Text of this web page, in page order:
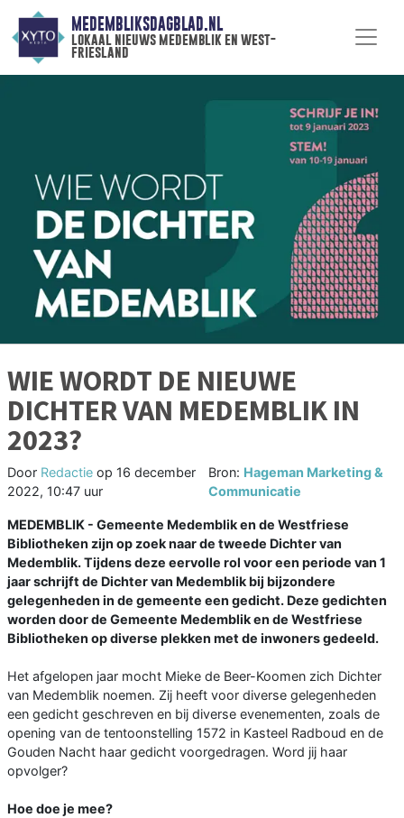
MEDEMBLIKSDAGBLAD.NL
lokaal nieuws medemblik en west-
friesland
WIE WORDT DE NIEUWE
DICHTER VAN MEDEMBLIK IN
2023?
Door Redactie op 16 december
2022, 10:47 uur
Bron: Hageman Marketing &
Communicatie
MEDEMBLIK - Gemeente Medemblik en de Westfriese
Bibliotheken zijn op zoek naar de tweede Dichter van
Medemblik. Tijdens deze eervolle rol voor een periode van 1
jaar schrijft de Dichter van Medemblik bij bijzondere
gelegenheden in de gemeente een gedicht. Deze gedichten
worden door de Gemeente Medemblik en de Westfriese
Bibliotheken op diverse plekken met de inwoners gedeeld.
Het afgelopen jaar mocht Mieke de Beer-Koomen zich Dichter
van Medemblik noemen. Zij heeft voor diverse gelegenheden
een gedicht geschreven en bij diverse evenementen, zoals de
opening van de tentoonstelling 1572 in Kasteel Radboud en de
Gouden Nacht haar gedicht voorgedragen. Word jij haar
opvolger?
Hoe doe je mee?